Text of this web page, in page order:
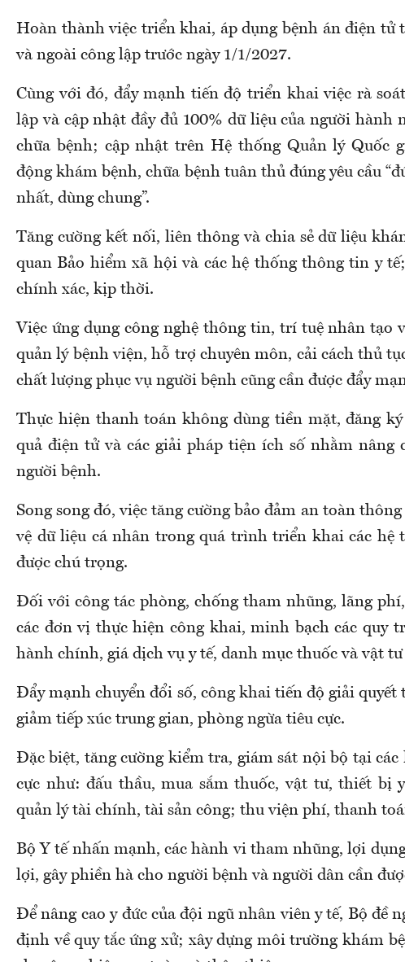
Hoàn thành việc triển khai, áp dụng bệnh án điện tử
và ngoài công lập trước ngày 1/1/2027.
Cùng với đó, đẩy mạnh tiến độ triển khai việc rà
lập và cập nhật đầy đủ 100% dữ liệu của người hành
chữa bệnh; cập nhật trên Hệ thống Quản lý Quốc
động khám bệnh, chữa bệnh tuân thủ đúng yêu cầu
nhất, dùng chung”.
Tăng cường kết nối, liên thông và chia sẻ dữ liệu
quanBảo hiểm xã hội và các hệ thống thông tin y
chính xác, kịp thời.
Việc ứng dụng công nghệ thông tin, trí tuệ nhân tạo
quản lý bệnh viện, hỗ trợ chuyên môn, cải cách thủ
chất lượng phục vụ người bệnh cũng cần được đẩy
Thực hiện thanh toán không dùng tiền mặt, đăng
quả điện tử và các giải pháp tiện ích số nhằm nâng
người bệnh.
Song song đó, việc tăng cường bảo đảm an toàn
vệ dữ liệu cá nhân trong quá trình triển khai các hệ
được chú trọng.
Đối với công tác phòng, chống tham nhũng, lãng
các đơn vị thực hiện công khai, minh bạch các quy
hành chính, giá dịch vụ y tế, danh mục thuốc và vật tư
Đẩy mạnh chuyển đổi số, công khai tiến độ giải
giảm tiếp xúc trung gian, phòng ngừa tiêu cực.
Đặc biệt, tăng cường kiểm tra, giám sát nội bộ tại
cực như: đấu thầu, mua sắm thuốc, vật tư, thiết bị
quản lý tài chính, tài sản công; thu viện phí, thanh
Bộ Y tế nhấn mạnh, cáchành vi tham nhũng, lợi
lợi, gây phiền hà cho người bệnh và người dân cần
Để nâng cao y đức của đội ngũ nhân viên y tế, Bộ đề
định về quy tắc ứng xử; xây dựng môi trường khám